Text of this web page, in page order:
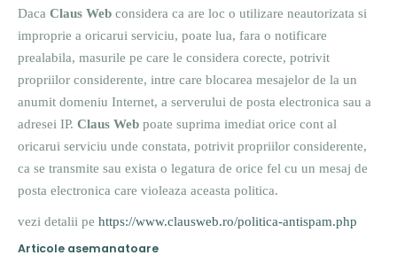
Daca Claus Web considera ca are loc o utilizare neautorizata si
improprie a oricarui serviciu, poate lua, fara o notificare
prealabila, masurile pe care le considera corecte, potrivit
propriilor considerente, intre care blocarea mesajelor de la un
anumit domeniu Internet, a serverului de posta electronica sau a
adresei IP. Claus Web poate suprima imediat orice cont al
oricarui serviciu unde constata, potrivit propriilor considerente,
ca se transmite sau exista o legatura de orice fel cu un mesaj de
posta electronica care violeaza aceasta politica.
vezi detalii pe https://www.clausweb.ro/politica-antispam.php
Articole asemanatoare